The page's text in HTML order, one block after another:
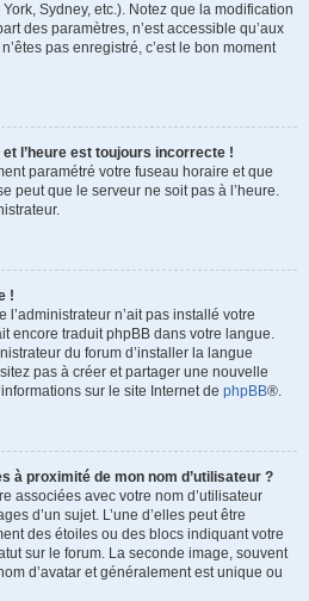
Sydney, etc.). Notez que la modification
des paramètres, n’est accessible qu’aux
pas enregistré, c’est le bon moment
l’heure est toujours incorrecte !
paramétré votre fuseau horaire et que
peut que le serveur ne soit pas à l’heure.
!
n’ait pas installé votre
encore traduit phpBB dans votre langue.
du forum d’installer la langue
pas à créer et partager une nouvelle
sur le site Internet de phpBB®.
à proximité de mon nom d’utilisateur ?
associées avec votre nom d’utilisateur
d’un sujet. L’une d’elles peut être
des étoiles ou des blocs indiquant votre
sur le forum. La seconde image, souvent
d’avatar et généralement est unique ou